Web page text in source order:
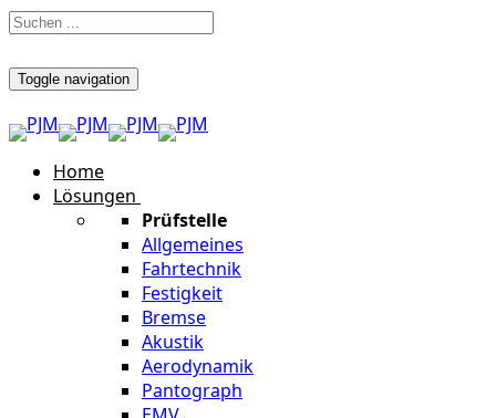
Toggle navigation
Home
Lösungen
Prüfstelle
Allgemeines
Fahrtechnik
Festigkeit
Bremse
Akustik
Aerodynamik
Pantograph